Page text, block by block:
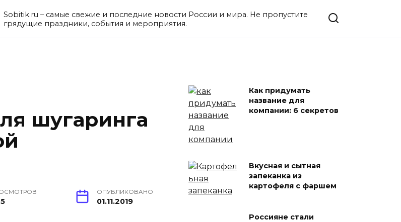
Sobitik.ru – самые свежие и последние новости России и мира. Не пропустите
грядущие праздники, события и мероприятия.
шугаринга
ОПУБЛИКОВАНО
01.11.2019
Как придумать
название для
компании: 6 секретов
Вкусная и сытная
запеканка из
картофеля с фаршем
Россияне стали